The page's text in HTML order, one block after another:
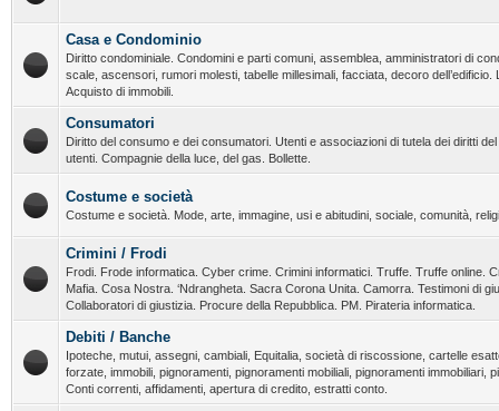
Casa e Condominio
Diritto condominiale. Condomini e parti comuni, assemblea, amministratori di
scale, ascensori, rumori molesti, tabelle millesimali, facciata, decoro
Acquisto di immobili.
Consumatori
Diritto del consumo e dei consumatori. Utenti e associazioni di tutela dei diritti
utenti. Compagnie della luce, del gas. Bollette.
Costume e società
Costume e società. Mode, arte, immagine, usi e abitudini, sociale, comunità,
Crimini / Frodi
Frodi. Frode informatica. Cyber crime. Crimini informatici. Truffe. Truffe online.
Mafia. Cosa Nostra. ‘Ndrangheta. Sacra Corona Unita. Camorra. Testimoni di
Collaboratori di giustizia. Procure della Repubblica. PM. Pirateria informatica.
Debiti / Banche
Ipoteche, mutui, assegni, cambiali, Equitalia, società di riscossione, cartelle
forzate, immobili, pignoramenti, pignoramenti mobiliali, pignoramenti immobiliari,
Conti correnti, affidamenti, apertura di credito, estratti conto.